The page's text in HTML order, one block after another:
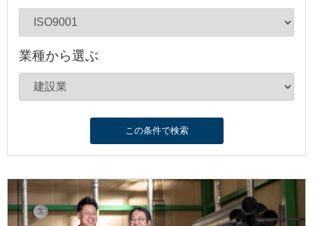
業種から選ぶ